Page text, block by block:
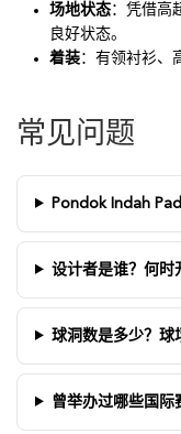
场地状态：凭借高
良好状态。
着装：有领衬衫、
常见问题
Pondok Indah
设计者是谁？何时
球洞数是多少？球
曾举办过哪些国际